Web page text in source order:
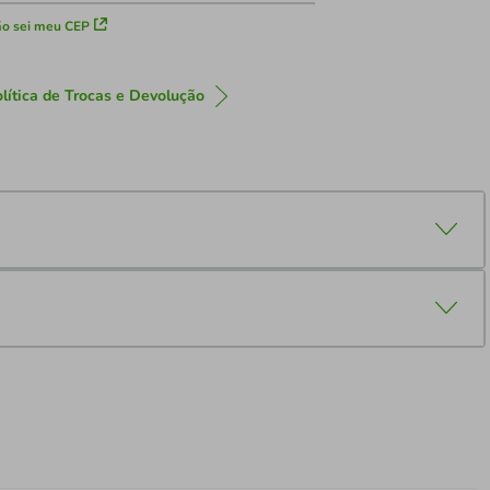
sei meu CEP
de Trocas e Devolução